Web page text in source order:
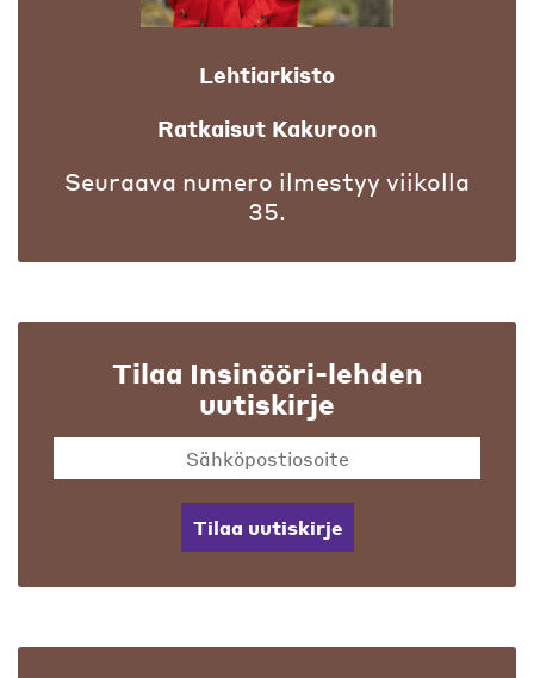
Lehtiarkisto
Ratkaisut Kakuroon
Seuraava numero ilmestyy viikolla
35.
Tilaa Insinööri-lehden
uutiskirje
Tilaa uutiskirje